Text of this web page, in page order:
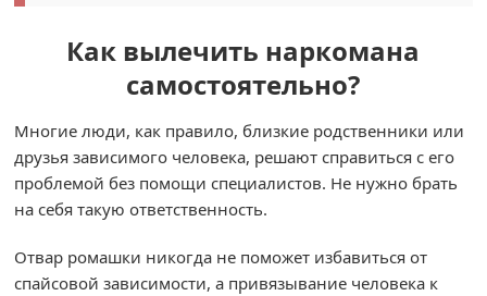
Как вылечить наркомана
самостоятельно?
Многие люди, как правило, близкие родственники или
друзья зависимого человека, решают справиться с его
проблемой без помощи специалистов. Не нужно брать
на себя такую ответственность.
Отвар ромашки никогда не поможет избавиться от
спайсовой зависимости, а привязывание человека к